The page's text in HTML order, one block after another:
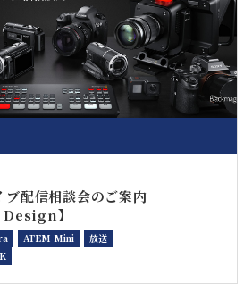
ブ配信相談会のご案内
】
ATEM Mini
放送